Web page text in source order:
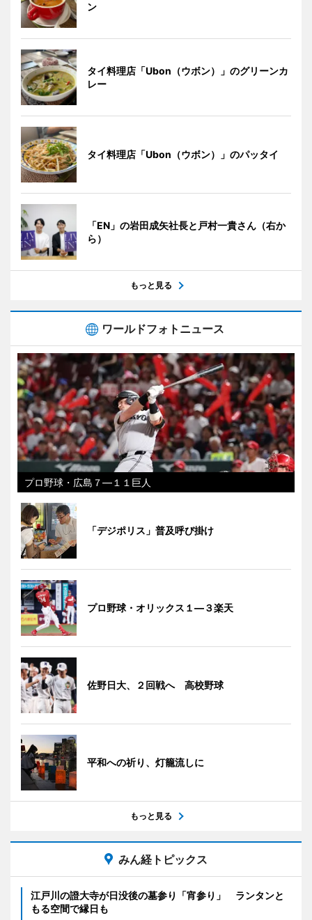
ン
タイ料理店「Ubon（ウボン）」のグリーンカ
レー
タイ料理店「Ubon（ウボン）」のパッタイ
「EN」の岩田成矢社長と戸村一貴さん（右か
ら）
もっと見る
ワールドフォトニュース
プロ野球・広島７―１１巨人
「デジポリス」普及呼び掛け
プロ野球・オリックス１―３楽天
佐野日大、２回戦へ 高校野球
平和への祈り、灯籠流しに
もっと見る
みん経トピックス
江戸川の證大寺が日没後の墓参り「宵参り」 ランタンと
もる空間で縁日も